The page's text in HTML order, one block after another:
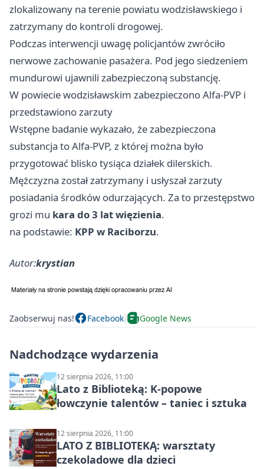
zlokalizowany na terenie powiatu wodzisławskiego i
zatrzymany do kontroli drogowej.
Podczas interwencji uwagę policjantów zwróciło
nerwowe zachowanie pasażera. Pod jego siedzeniem
mundurowi ujawnili zabezpieczoną substancję.
W powiecie wodzisławskim zabezpieczono Alfa-PVP i
przedstawiono zarzuty
Wstępne badanie wykazało, że zabezpieczona
substancja to Alfa-PVP, z której można było
przygotować blisko tysiąca działek dilerskich.
Mężczyzna został zatrzymany i usłyszał zarzuty
posiadania środków odurzających. Za to przestępstwo
grozi mu kara do 3 lat więzienia.
na podstawie: KPP w Raciborzu.
Autor:krystian
Zaobserwuj nas! Facebook Google News
Nadchodzące wydarzenia
12 sierpnia 2026, 11:00
Lato z Biblioteką: K-popowe
łowczynie talentów – taniec i sztuka
12 sierpnia 2026, 11:00
LATO Z BIBLIOTEKĄ: warsztaty
czekoladowe dla dzieci